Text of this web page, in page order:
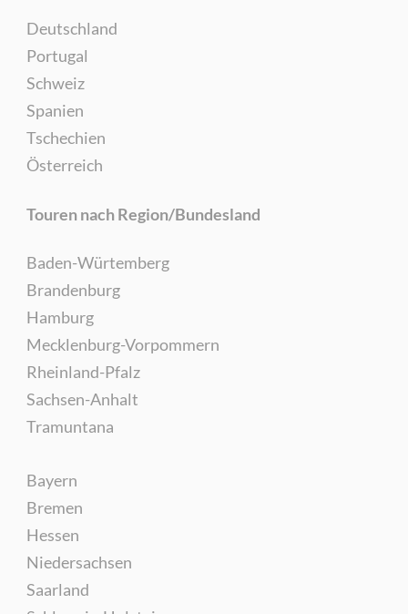
Deutschland
Portugal
Schweiz
Spanien
Tschechien
Österreich
Touren nach Region/Bundesland
Baden-Würtemberg
Brandenburg
Hamburg
Mecklenburg-Vorpommern
Rheinland-Pfalz
Sachsen-Anhalt
Tramuntana
Bayern
Bremen
Hessen
Niedersachsen
Saarland